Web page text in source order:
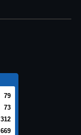
79
73
312
669